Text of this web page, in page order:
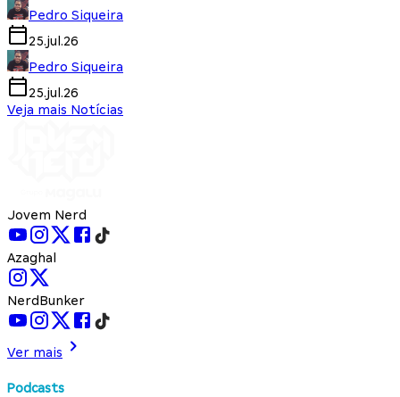
Pedro Siqueira
25.jul.26
Pedro Siqueira
25.jul.26
Veja mais Notícias
Jovem Nerd
Azaghal
NerdBunker
Ver mais
Podcasts